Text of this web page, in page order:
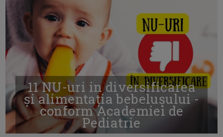
11 NU-uri in diversificarea
și alimentația bebelușului -
conform Academiei de
Pediatrie